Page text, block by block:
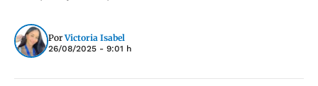
Por Victoria Isabel
26/08/2025 - 9:01 h